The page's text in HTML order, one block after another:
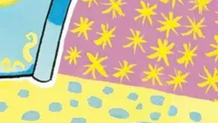
sankari, Prinsessa Pikkiriikki rakastaa satuja, vaikka jotkut
tarvitaan, kun on keksitty herätyskellot?